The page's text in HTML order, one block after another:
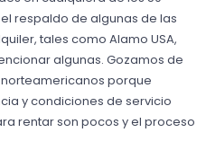
respaldo de algunas de las
tales como Alamo USA,
algunas. Gozamos de
porque
y condiciones de servicio
rentar son pocos y el proceso